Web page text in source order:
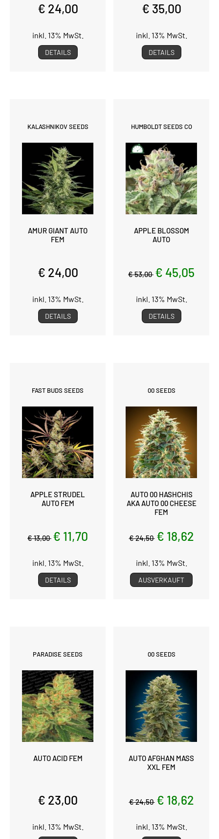
€ 24,00
inkl. 13% MwSt.
DETAILS
€ 35,00
inkl. 13% MwSt.
DETAILS
KALASHNIKOV SEEDS
AMUR GIANT AUTO
FEM
€ 24,00
inkl. 13% MwSt.
DETAILS
HUMBOLDT SEEDS CO
APPLE BLOSSOM
AUTO
€ 53,00 € 45,05
inkl. 13% MwSt.
DETAILS
FAST BUDS SEEDS
APPLE STRUDEL
AUTO FEM
€ 13,00 € 11,70
inkl. 13% MwSt.
DETAILS
00 SEEDS
AUTO 00 HASHCHIS
AKA AUTO 00 CHEESE
FEM
€ 24,50 € 18,62
inkl. 13% MwSt.
AUSVERKAUFT
PARADISE SEEDS
AUTO ACID FEM
€ 23,00
inkl. 13% MwSt.
00 SEEDS
AUTO AFGHAN MASS
XXL FEM
€ 24,50 € 18,62
inkl. 13% MwSt.